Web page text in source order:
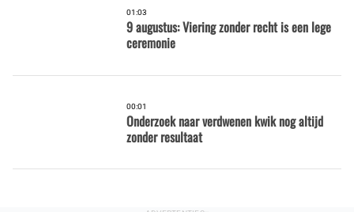
01:03
9 augustus: Viering zonder recht is een lege
ceremonie
00:01
Onderzoek naar verdwenen kwik nog altijd
zonder resultaat